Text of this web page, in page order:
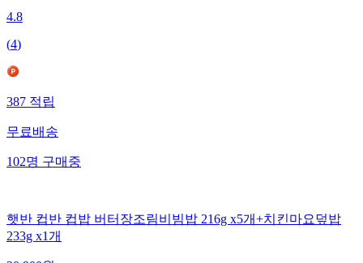
4.8
(4)
387적립
무료배송
102명구매중
햇반 컵반 컵밥 버터장조림비빔밥 216g x5개+치킨마요덮밥
233g x1개